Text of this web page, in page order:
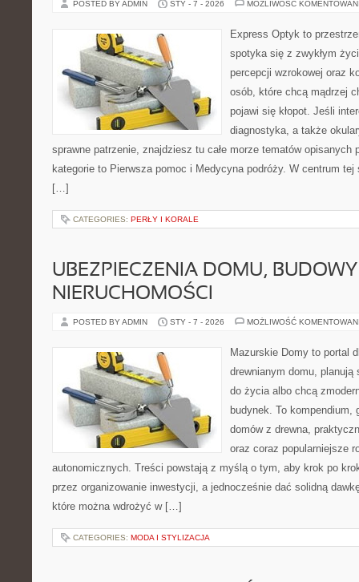
POSTED BY ADMIN STY - 7 - 2026 MOŻLIWOŚĆ
Express Optyk to
spotyka się z zwykłym
percepcji wzrokowej oraz
osób, które chcą mądrzej
pojawi się kłopot. Jeśli
diagnostyka, a także
sprawne patrzenie, znajdziesz tu całe morze tematów opisanych
kategorie to Pierwsza pomoc i Medycyna podróży. W centrum tej
[…]
CATEGORIES: PERŁY I KORALE
UBEZPIECZENIA DOMU,
NIERUCHOMOŚCI
POSTED BY ADMIN STY - 7 - 2026 MOŻLIWOŚĆ
Mazurskie Domy to portal
drewnianym domu, planują
do życia albo chcą
budynek. To kompendium,
domów z drewna,
oraz coraz popularniejsze
autonomicznych. Treści powstają z myślą o tym, aby krok po
przez organizowanie inwestycji, a jednocześnie dać solidną
które można wdrożyć w […]
CATEGORIES: MODA I STYLIZACJA